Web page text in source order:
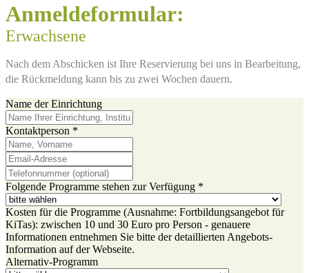
Anmeldeformular:
Erwachsene
Nach dem Abschicken ist Ihre Reservierung bei uns in Bearbeitung,
die Rückmeldung kann bis zu zwei Wochen dauern.
Name der Einrichtung
Kontaktperson *
Folgende Programme stehen zur Verfügung *
Kosten für die Programme (Ausnahme: Fortbildungsangebot für
KiTas): zwischen 10 und 30 Euro pro Person - genauere
Informationen entnehmen Sie bitte der detaillierten Angebots-
Information auf der Webseite.
Alternativ-Programm